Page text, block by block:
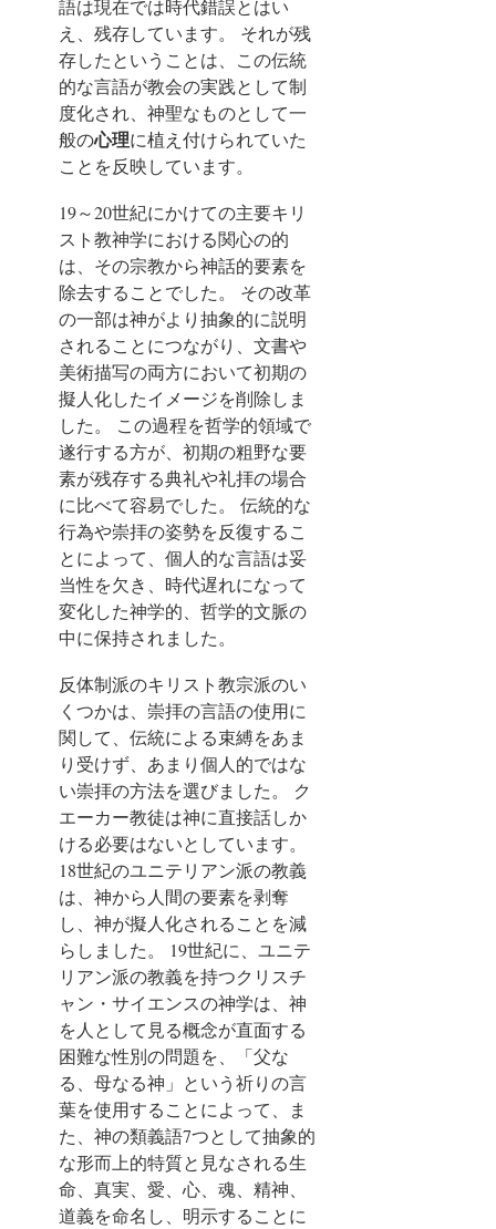
語は現在では時代錯誤とはい
え、残存しています。 それが残
存したということは、この伝統
的な言語が教会の実践として制
度化され、神聖なものとして一
般の心理に植え付けられていた
ことを反映しています。
19～20世紀にかけての主要キリ
スト教神学における関心の的
は、その宗教から神話的要素を
除去することでした。
その改革
の一部は神がより抽象的に説明
されることにつながり、文書や
美術描写の両方において初期の
擬人化したイメージを削除しま
した。 この過程を哲学的領域で
遂行する方が、初期の粗野な要
素が残存する典礼や礼拝の場合
に比べて容易でした。 伝統的な
行為や崇拝の姿勢を反復するこ
とによって、個人的な言語は妥
当性を欠き、時代遅れになって
変化した神学的、哲学的文脈の
中に保持されました。
反体制派のキリスト教宗派のい
くつかは、崇拝の言語の使用に
関して、伝統による束縛をあま
り受けず、あまり個人的ではな
い崇拝の方法を選びました。
ク
エーカー教徒は神に直接話しか
ける必要はないとしています。
18世紀のユニテリアン派の教義
は、神から人間の要素を剥奪
し、神が擬人化されることを減
らしました。 19世紀に、ユニテ
リアン派の教義を持つクリスチ
ャン・サイエンスの神学は、神
を人として見る概念が直面する
困難な性別の問題を、「父な
る、母なる神」という祈りの言
葉を使用することによって、ま
た、神の類義語7つとして抽象的
な形而上的特質と見なされる生
命、真実、愛、心、魂、精神、
道義を命名し、明示することに